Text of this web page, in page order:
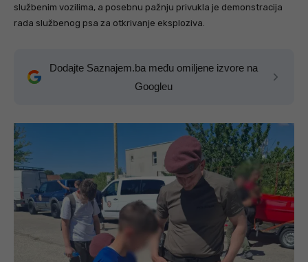
službenim vozilima, a posebnu pažnju privukla je demonstracija
rada službenog psa za otkrivanje eksploziva.
Dodajte Saznajem.ba među omiljene izvore na
Googleu